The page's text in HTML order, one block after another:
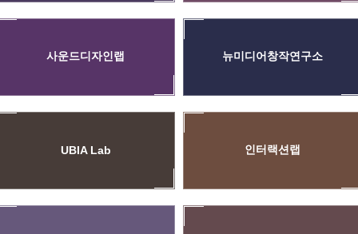
사운드디자인랩 뉴미디어창작연구소
UBIA Lab 인터랙션랩